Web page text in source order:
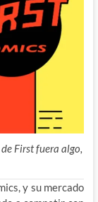
First fuera algo,
y su mercado